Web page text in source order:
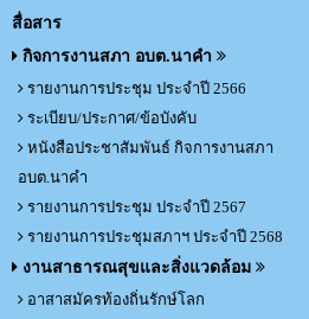
สื่อสาร
กิจการงานสภา อบต.นาคำ
รายงานการประชุม ประจำปี 2566
ระเบียบ/ประกาศ/ข้อบังคับ
หนังสือประชาสัมพันธ์ กิจการงานสภา
อบต.นาคำ
รายงานการประชุม ประจำปี 2567
รายงานการประชุมสภาฯ ประจำปี 2568
งานสาธารณสุขและสิ่งแวดล้อม
อาสาสมัครท้องถิ่นรักษ์โลก